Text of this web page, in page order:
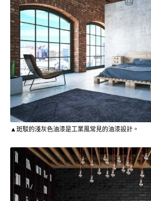
▲斑駁的淺灰色油漆是工業風常見的油漆設計。